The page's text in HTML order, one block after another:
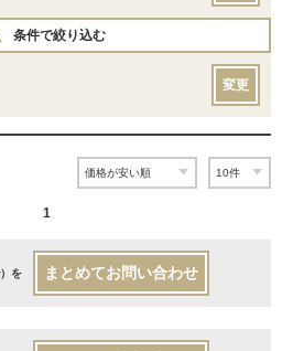
条件で絞り込む
変更
1
を まとめてお問い合わせ